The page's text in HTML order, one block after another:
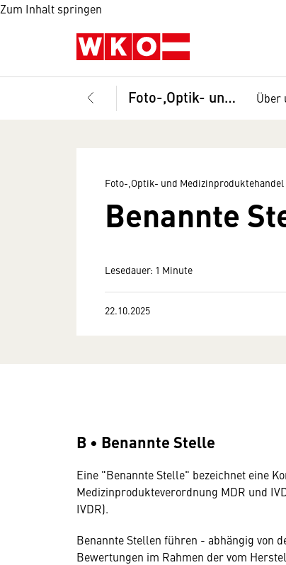
Zum Inhalt springen
Foto-,Optik- und Medizinproduktehandel Über
Foto-,Optik- und Medizinproduktehandel
Benannte
Lesedauer: 1 Minute
22.10.2025
B • Benannte Stelle
Eine "Benannte Stelle" bezeichnet eine
Medizinprodukteverordnung MDR und
IVDR).
Benannte Stellen führen - abhängig von
Bewertungen im Rahmen der vom